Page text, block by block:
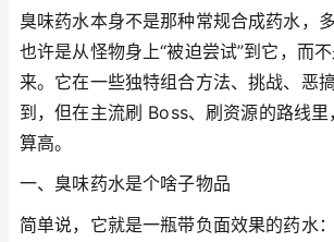
臭味药水本身不是那种常规合成药水，
也许是从怪物身上“被迫尝试”到它，而
来。它在一些独特组合方法、挑战、恶
到，但在主流刷 Boss、刷资源的路线
算高。
一、臭味药水是个啥子物品
简单说，它就是一瓶带负面效果的药水：